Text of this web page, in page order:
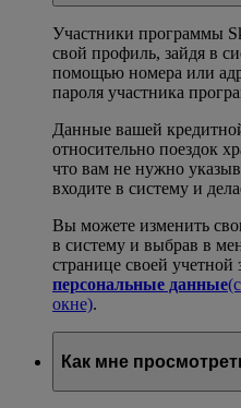
Участники программы
свой профиль, зайдя в
помощью номера или
пароля участника
Данные вашей
относительно поездок
что вам не нужно
входите в систему и
Вы можете изменить
в систему и выбрав в
странице своей
персональные данные
окне).
Как мне